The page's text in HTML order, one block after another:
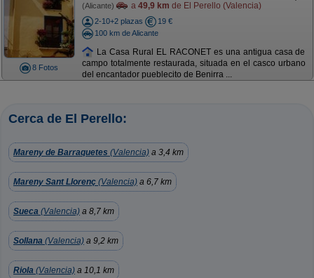
8 Fotos
(Alicante) a 49,9 km de El Perello (Valencia)
2-10+2 plazas
19 €
100 km de Alicante
La Casa Rural EL RACONET es una antigua casa de
campo totalmente restaurada, situada en el casco urbano
del encantador pueblecito de Benirra ...
Cerca de El Perello:
Mareny de Barraquetes (Valencia) a 3,4 km
Mareny Sant Llorenç (Valencia) a 6,7 km
Sueca (Valencia) a 8,7 km
Sollana (Valencia) a 9,2 km
Riola (Valencia) a 10,1 km